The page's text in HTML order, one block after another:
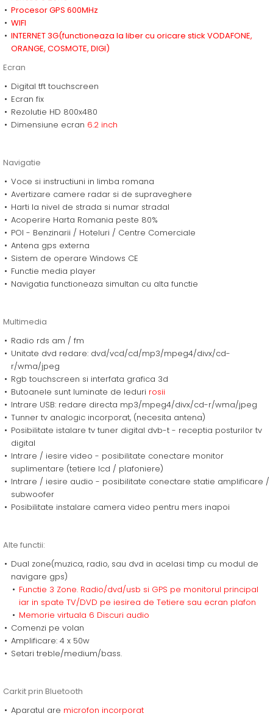
Procesor GPS 600MHz
WIFI
INTERNET 3G(functioneaza la liber cu oricare stick VODAFONE,
ORANGE, COSMOTE, DIGI)
Ecran
Digital tft touchscreen
Ecran fix
Rezolutie HD 800x480
Dimensiune ecran 6.2 inch
Navigatie
Voce si instructiuni in limba romana
Avertizare camere radar si de supraveghere
Harti la nivel de strada si numar stradal
Acoperire Harta Romania peste 80%
POI - Benzinarii / Hoteluri / Centre Comerciale
Antena gps externa
Sistem de operare Windows CE
Functie media player
Navigatia functioneaza simultan cu alta functie
Multimedia
Radio rds am / fm
Unitate dvd redare: dvd/vcd/cd/mp3/mpeg4/divx/cd-
r/wma/jpeg
Rgb touchscreen si interfata grafica 3d
Butoanele sunt luminate de leduri rosii
Intrare USB: redare directa mp3/mpeg4/divx/cd-r/wma/jpeg
Tunner tv analogic incorporat, (necesita antena)
Posibilitate istalare tv tuner digital dvb-t - receptia posturilor tv
digital
Intrare / iesire video - posibilitate conectare monitor
suplimentare (tetiere lcd / plafoniere)
Intrare / iesire audio - posibilitate conectare statie amplificare /
subwoofer
Posibilitate instalare camera video pentru mers inapoi
Alte functii:
Dual zone(muzica, radio, sau dvd in acelasi timp cu modul de
navigare gps)
Functie 3 Zone. Radio/dvd/usb si GPS pe monitorul principal
iar in spate TV/DVD pe iesirea de Tetiere sau ecran plafon
Memorie virtuala 6 Discuri audio
Comenzi pe volan
Amplificare: 4 x 50w
Setari treble/medium/bass.
Carkit prin Bluetooth
Aparatul are microfon incorporat